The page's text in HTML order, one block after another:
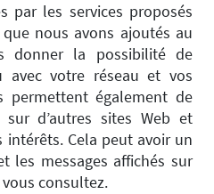
par les services proposés
nous avons ajoutés au
donner la possibilité de
avec votre réseau et vos
permettent également de
d’autres sites Web et
intérêts. Cela peut avoir un
les messages affichés sur
consultez.